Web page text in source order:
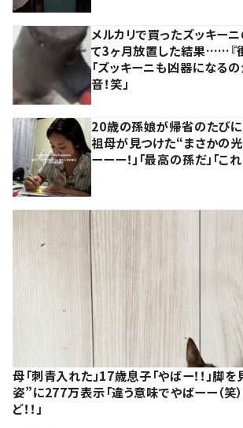
メルカリで買ったズッキー
て3ヶ月放置した結果……『
「ズッキーニも凶器になるの
音！笑」
20歳の孫娘が帰省のたびに
祖母が見つけた“まさかの
ーーー！」「最高の孫だ」「こ
母「刺青入れた」17歳息子「やばー！！」脚
姿”に277万表示「違う意味でやばーー（笑）
ど！！」